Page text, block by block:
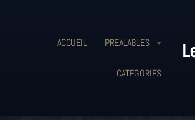
ACCUEIL PREALABLES
CATEGORIES